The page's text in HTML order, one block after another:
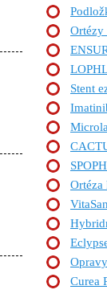
Ortézy
Stent
Ortéza
Curea